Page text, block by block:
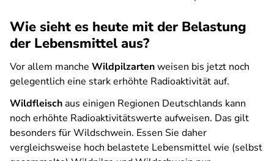
Wie sieht es heute mit der Belastung
der Lebensmittel aus?
Vor allem manche Wildpilzartenweisen bis jetzt noch
gelegentlich eine stark erhöhte Radioaktivität auf.
Wildfleischaus einigen Regionen Deutschlands kann
noch erhöhte Radioaktivitätswerte aufweisen. Das gilt
besonders für Wildschwein. Essen Sie daher
vergleichsweise hoch belastete Lebensmittel wie (selbst